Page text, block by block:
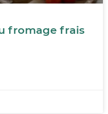
fromage frais